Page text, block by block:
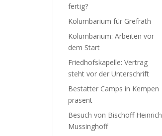
fertig?
Kolumbarium für Grefrath
Kolumbarium: Arbeiten vor
dem Start
Friedhofskapelle: Vertrag
steht vor der Unterschrift
Bestatter Camps in Kempen
präsent
Besuch von Bischoff Heinrich
Mussinghoff